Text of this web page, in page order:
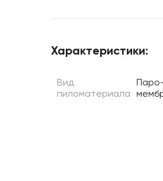
Характеристики:
Вид
пиломатериала